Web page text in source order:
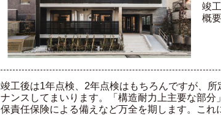
竣
概
竣工後は1年点検、2年点検はもちろんですが、
ナンスしてまいります。「構造耐力上主要な部
保責任保険による備えなど万全を期します。これ